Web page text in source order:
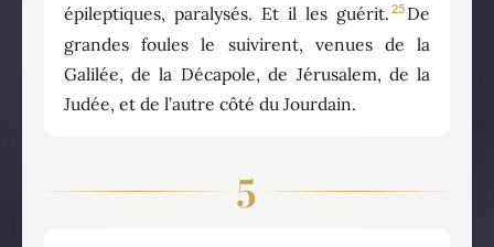
épileptiques, paralysés. Et il les guérit. 25 De
grandes foules le suivirent, venues de la
Galilée, de la Décapole, de Jérusalem, de la
Judée, et de l’autre côté du Jourdain.
5